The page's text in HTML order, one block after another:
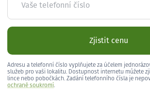
Vaše telefonní číslo
Zjistit cenu
Adresu a telefonní číslo vyplňujete za účelem
služeb pro vaši lokalitu. Dostupnost internetu můžete
lince nebo pobočkách. Zadání telefonního čísla je
ochraně soukromí.